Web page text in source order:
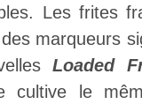
Les frites
marqueurs
Loaded
cultive le